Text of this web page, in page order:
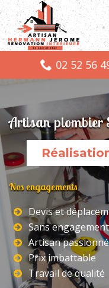
02 52 56
Artisan plombier
Nos engagements
Devis et
Sans engagement
Artisan passionné
Prix imbattable
Travail de qualité